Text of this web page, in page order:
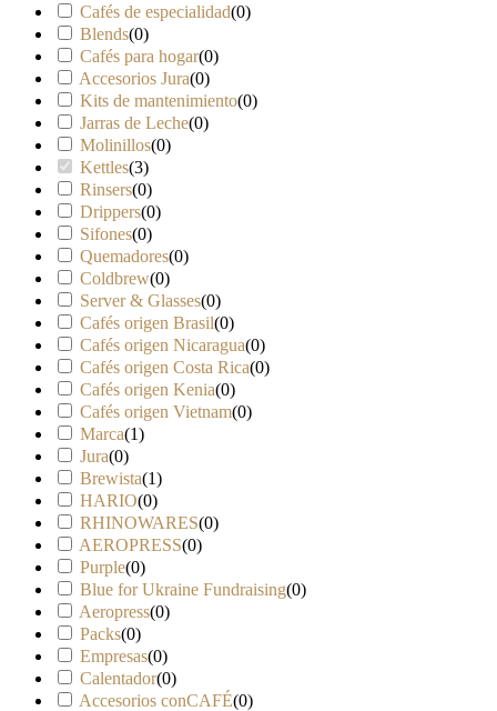
Cafés de especialidad(0)
Blends(0)
Cafés para hogar(0)
Accesorios Jura(0)
Kits de mantenimiento(0)
Jarras de Leche(0)
Molinillos(0)
Kettles(3)
Rinsers(0)
Drippers(0)
Sifones(0)
Quemadores(0)
Coldbrew(0)
Server & Glasses(0)
Cafés origen Brasil(0)
Cafés origen Nicaragua(0)
Cafés origen Costa Rica(0)
Cafés origen Kenia(0)
Cafés origen Vietnam(0)
Marca(1)
Jura(0)
Brewista(1)
HARIO(0)
RHINOWARES(0)
AEROPRESS(0)
Purple(0)
Blue for Ukraine Fundraising(0)
Aeropress(0)
Packs(0)
Empresas(0)
Calentador(0)
Accesorios conCAFÉ(0)